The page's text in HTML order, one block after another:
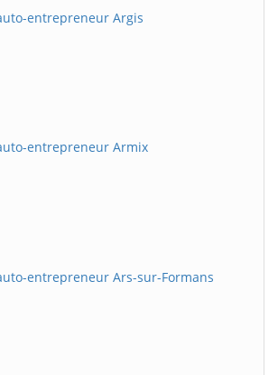
entrepreneur Argis
entrepreneur Armix
entrepreneur Ars-sur-Formans